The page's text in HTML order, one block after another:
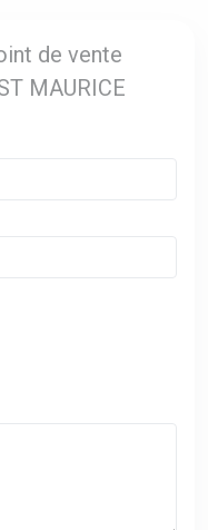
de vente
MAURICE